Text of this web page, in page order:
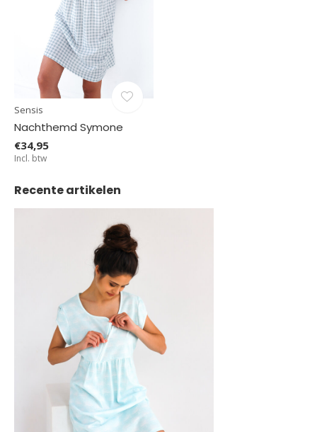
Sensis
Nachthemd Symone
€34,95
Incl. btw
Recente artikelen